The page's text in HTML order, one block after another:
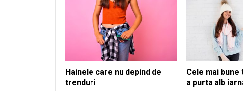
Hainele care nu depind de
trenduri
Cele mai
a purta alb